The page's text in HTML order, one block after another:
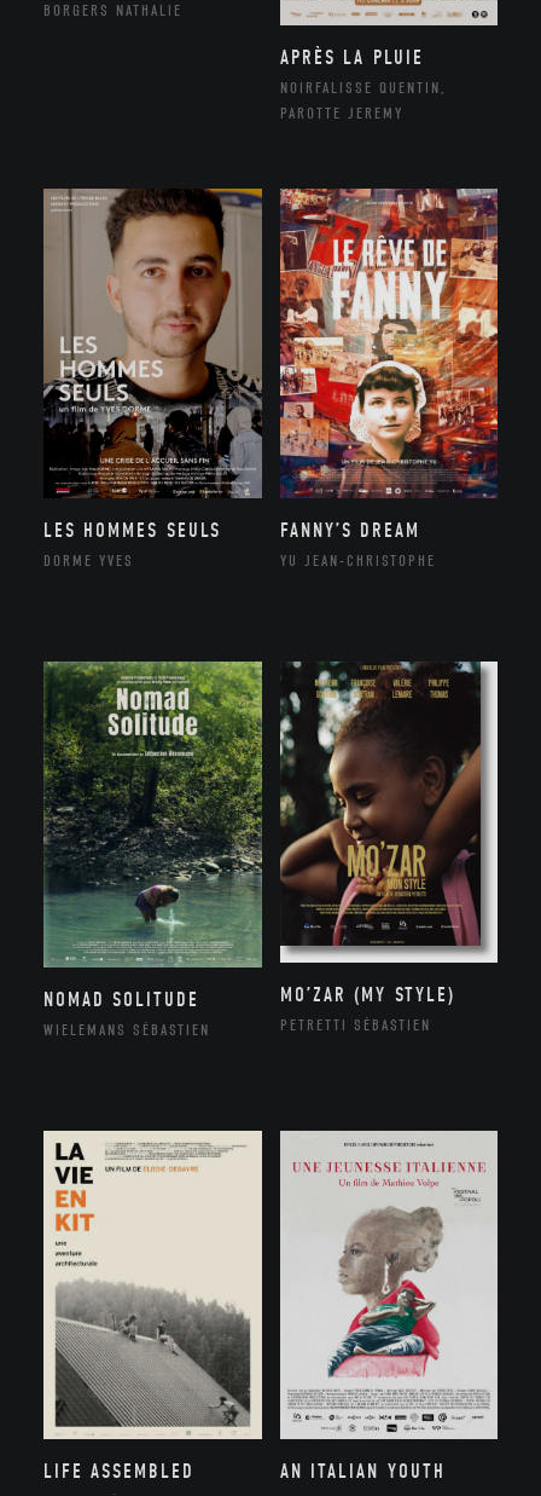
BORGERS NATHALIE
APRÈS LA PLUIE
NOIRFALISSE QUENTIN,
PAROTTE JEREMY
LES HOMMES SEULS
DORME YVES
FANNY’S DREAM
YU JEAN-CHRISTOPHE
NOMAD SOLITUDE
WIELEMANS SÉBASTIEN
MO’ZAR (MY STYLE)
PETRETTI SÉBASTIEN
LIFE ASSEMBLED AN ITALIAN YOUTH